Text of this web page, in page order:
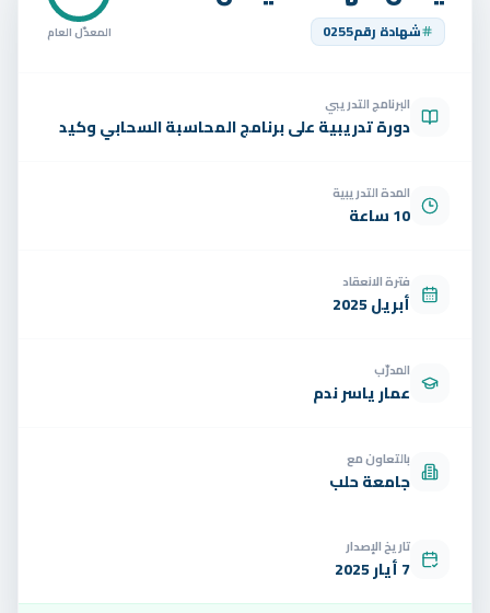
الوظائف
شهادة رقم0255 المعدّل العام
البرنامج التدريبي
دورة تدريبية على برنامج المحاسبة السحابي وكيد
المدة التدريبية
10 ساعة
فترة الانعقاد
أبريل 2025
المدرّب
عمار ياسر ندم
بالتعاون مع
جامعة حلب
تاريخ الإصدار
7 أيار 2025